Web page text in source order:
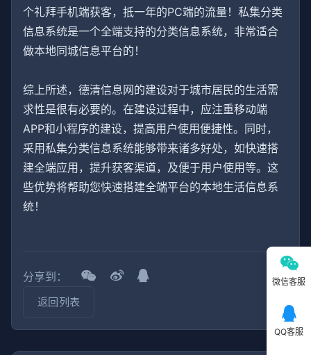
个礼拜手机端获客，抵一年的PC端的流量！私集分类
信息系统是一个全端支持的分类信息系统，非常适合
做本地同城信息平台的！
综上所述，德清信息网的建设对于城市居民的生活需
求性是很有必要的。在建设过程中，应注重移动端
APP和小程序的建设，提高用户使用便捷性。同时，
采用私集分类信息系统能够带来诸多好处，如快速搭
建全端应用，提升获客渠道，及便于用户使用等。这
些优势将帮助您快速搭建全端平台的本地生活信息系
统！
分享到：
返回列表
微信客服
QQ客服